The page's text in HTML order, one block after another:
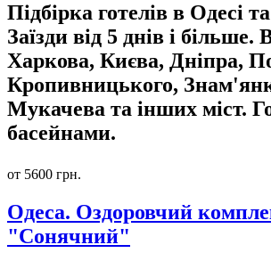
Підбірка готелів в Одесі
Заїзди від 5 днів і більше.
Харкова, Києва, Дніпра,
Кропивницького,
Мукачева та інших міст.
басейнами.
от 5600 грн.
Одеса. Оздоровчий
"Сонячний"